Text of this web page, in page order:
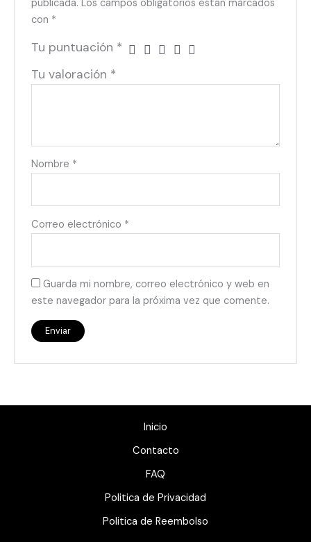
publicada. Los campos obligatorios están marcados
con *
Tu puntuación *
Tu valoración *
Nombre *
Correo electrónico *
Guarda mi nombre, correo electrónico y web en
este navegador para la próxima vez que comente.
Inicio
Contacto
FAQ
Politica de Privacidad
Politica de Reembolso